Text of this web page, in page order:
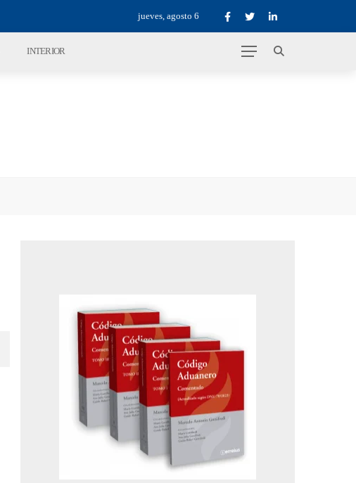
jueves, agosto 6
INTERIOR